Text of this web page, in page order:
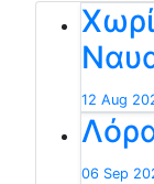
12 Aug
06 Sep